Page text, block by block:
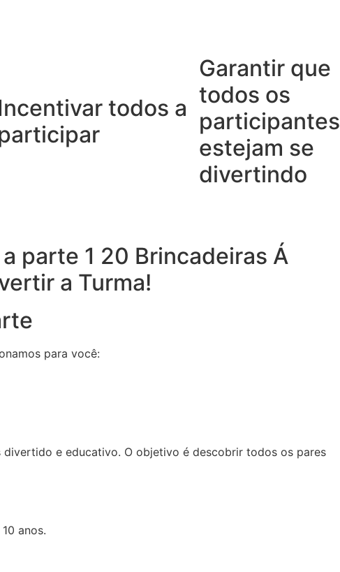
todos a
Garantir que
todos os
participantes
estejam se
divertindo
para você:
e educativo. O objetivo é descobrir todos os pares
anos.